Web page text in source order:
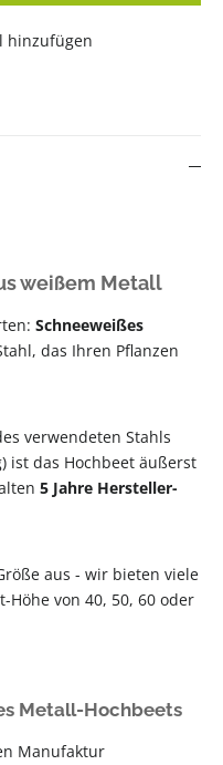
hinzufügen
weißem Metall
Schneeweißes
das Ihren Pflanzen
verwendeten Stahls
ist das Hochbeet äußerst
5 Jahre Hersteller-
aus - wir bieten viele
Höhe von 40, 50, 60 oder
Metall-Hochbeets
Manufaktur